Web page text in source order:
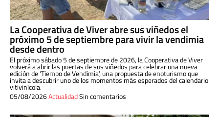
La Cooperativa de Viver abre sus viñedos el
próximo 5 de septiembre para vivir la vendimia
desde dentro
El próximo sábado 5 de septiembre de 2026, la Cooperativa de Viver
volverá a abrir las puertas de sus viñedos para celebrar una nueva
edición de ‘Tiempo de Vendimia’, una propuesta de enoturismo que
invita a descubrir uno de los momentos más esperados del calendario
vitivinícola.
05/08/2026ActualidadSin comentarios